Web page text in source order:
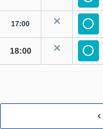
17:00
18:00